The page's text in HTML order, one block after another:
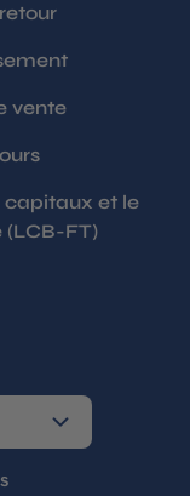
vente
capitaux et le
FT)